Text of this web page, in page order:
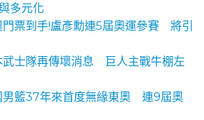
多元化
票到手!盧彥勳連5屆奧運參賽 將引
武士隊再傳壞消息 巨人主戰牛棚左
男籃37年來首度無緣東奧 連9屆奧